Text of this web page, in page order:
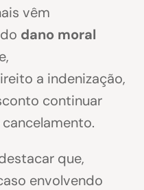
vêm
dano moral
a indenização,
continuar
que,
envolvendo